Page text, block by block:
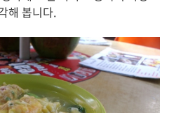
해 봅니다.